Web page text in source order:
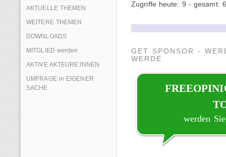
AKTUELLE THEMEN
WEITERE THEMEN
DOWNLOADS
MITGLIED werden
AKTIVE AKTEURE:INNEN
UMFRAGE in EIGENER
SACHE
Zugriffe heute: 9 - gesamt:
GET SPONSOR -
WERDE
werden